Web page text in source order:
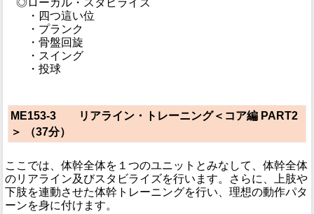
◎ローカル・スタビライズ
・四つ這い位
・プランク
・骨盤回旋
・スイング
・投球
ME153-3 リアライン・トレーニング＜コア編 PART2
＞ （37分）
ここでは、体幹全体を１つのユニットとみなして、体幹全体
のリアライン及びスタビライズを行います。さらに、上肢や
下肢を連動させた体幹トレーニングを行い、理想の動作パタ
ーンを身に付けます。